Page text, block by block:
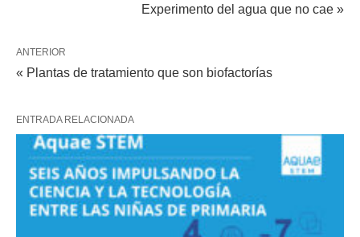
Experimento del agua que no cae »
ANTERIOR
« Plantas de tratamiento que son biofactorías
ENTRADA RELACIONADA